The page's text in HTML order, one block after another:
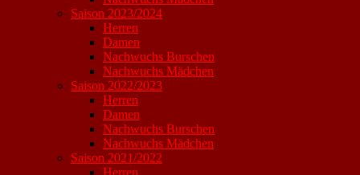
Saison 2023/2024
Herren
Damen
Nachwuchs Burschen
Nachwuchs Mädchen
Saison 2022/2023
Herren
Damen
Nachwuchs Burschen
Nachwuchs Mädchen
Saison 2021/2022
Herren